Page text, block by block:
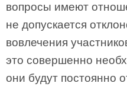
вопросы имеют
не допускается
вовлечения
это совершенно
они будут постоянно